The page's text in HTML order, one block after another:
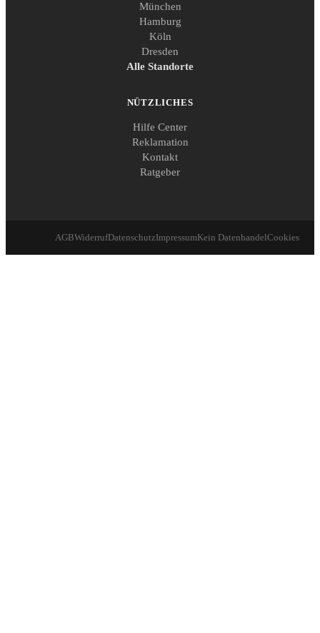
München
Hamburg
Köln
Dresden
Alle Standorte
NÜTZLICHES
Hilfe Center
Reklamation
Kontakt
Ratgeber
AGBWiderrufDatenschutzImpressumKein DatenhandelCookies